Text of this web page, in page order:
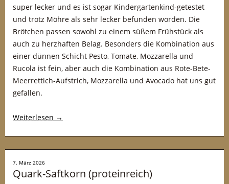
super lecker und es ist sogar Kindergartenkind-getestet
und trotz Möhre als sehr lecker befunden worden. Die
Brötchen passen sowohl zu einem süßem Frühstück als
auch zu herzhaften Belag. Besonders die Kombination aus
einer dünnen Schicht Pesto, Tomate, Mozzarella und
Rucola ist fein, aber auch die Kombination aus Rote-Bete-
Meerrettich-Aufstrich, Mozzarella und Avocado hat uns gut
gefallen.
Weiterlesen →
7. März 2026
Quark-Saftkorn (proteinreich)